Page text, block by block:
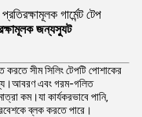
গার্মেন্ট টেপ
জন্যস্যুট
সীম সিলিং টেপটি পোশাকের
এবং গরম-গলিত
কম।যা কার্যকরভাবে পানি,
ব্লক করতে পারে।